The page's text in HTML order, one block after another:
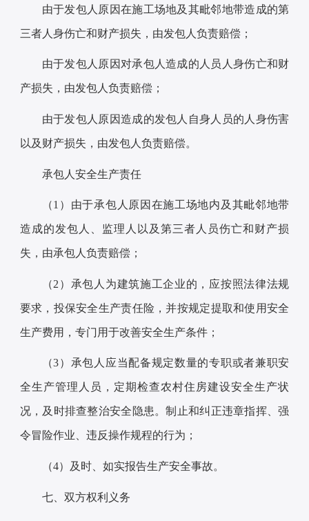
由于发包人原因在施工场地及其毗邻地带造成的第
三者人身伤亡和财产损失，由发包人负责赔偿；
由于发包人原因对承包人造成的人员人身伤亡和财
产损失，由发包人负责赔偿；
由于发包人原因造成的发包人自身人员的人身伤害
以及财产损失，由发包人负责赔偿。
承包人安全生产责任
（1）由于承包人原因在施工场地内及其毗邻地带
造成的发包人、监理人以及第三者人员伤亡和财产损
失，由承包人负责赔偿；
（2）承包人为建筑施工企业的，应按照法律法规
要求，投保安全生产责任险，并按规定提取和使用安全
生产费用，专门用于改善安全生产条件；
（3）承包人应当配备规定数量的专职或者兼职安
全生产管理人员，定期检查农村住房建设安全生产状
况，及时排查整治安全隐患。制止和纠正违章指挥、强
令冒险作业、违反操作规程的行为；
（4）及时、如实报告生产安全事故。
七、双方权利义务